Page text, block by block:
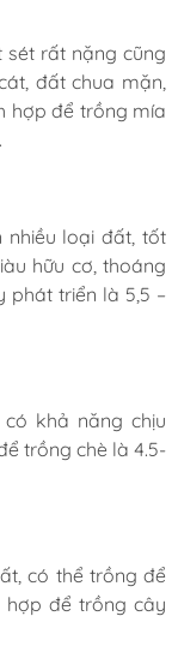
sét rất nặng cũng
đất chua mặn,
hợp để trồng mía
nhiều loại đất, tốt
hữu cơ, thoáng
phát triển là 5,5 –
khả năng chịu
trồng chè là 4.5-
có thể trồng để
để trồng cây